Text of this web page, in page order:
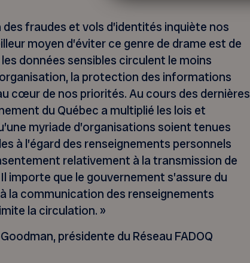
fraudes et vols d’identités inquiète nos
moyen d’éviter ce genre de drame est de
données sensibles circulent le moins
la protection des informations
cœur de nos priorités. Au cours des dernières
du Québec a multiplié les lois et
myriade d’organisations soient tenues
à l’égard des renseignements personnels
relativement à la transmission de
importe que le gouvernement s’assure du
la communication des renseignements
la circulation. »
présidente du Réseau FADOQ